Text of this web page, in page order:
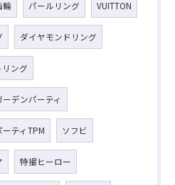
輪 パールリング VUITTON
ダイヤモンドリング
リング
デンパーティ
ティTPM ソフビ
特撮ヒーロー